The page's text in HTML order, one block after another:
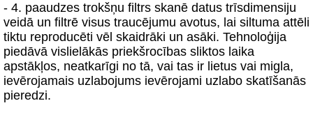
- 4. paaudzes trokšņu filtrs skanē datus trīsdimensiju
veidā un filtrē visus traucējumu avotus, lai siltuma attēli
tiktu reproducēti vēl skaidrāki un asāki. Tehnoloģija
piedāvā vislielākās priekšrocības sliktos laika
apstākļos, neatkarīgi no tā, vai tas ir lietus vai migla,
ievērojamais uzlabojums ievērojami uzlabo skatīšanās
pieredzi.